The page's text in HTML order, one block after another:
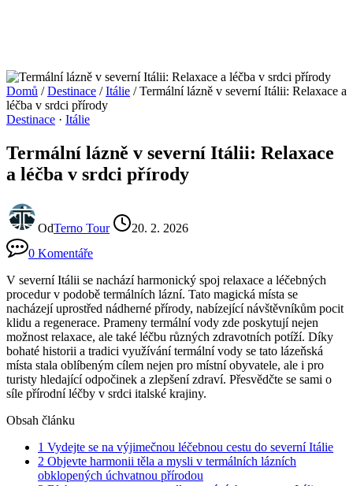
Domů / Destinace / Itálie / Termální lázně v severní Itálii: Relaxace a
léčba v srdci přírody
Destinace · Itálie
Termální lázně v severní Itálii: Relaxace
a léčba v srdci přírody
OdTerno Tour
20. 2. 2026
0 Komentáře
V severní Itálii se nachází harmonický spoj relaxace a léčebných
procedur v podobě termálních lázní. Tato magická místa se
nacházejí uprostřed nádherné přírody, nabízející návštěvníkům pocit
klidu a regenerace. Prameny termální vody zde poskytují nejen
možnost relaxace, ale také léčbu různých zdravotních potíží. Díky
bohaté historii a tradici využívání termální vody se tato lázeňská
místa stala oblíbeným cílem nejen pro místní obyvatele, ale i pro
turisty hledající odpočinek a zlepšení zdraví. Přesvědčte se sami o
síle přírodní léčby v srdci italské krajiny.
Obsah článku
1 Vydejte se na výjimečnou léčebnou cestu do severní Itálie
2 Objevte harmonii těla a mysli v termálních lázních
obklopených úchvatnou přírodou